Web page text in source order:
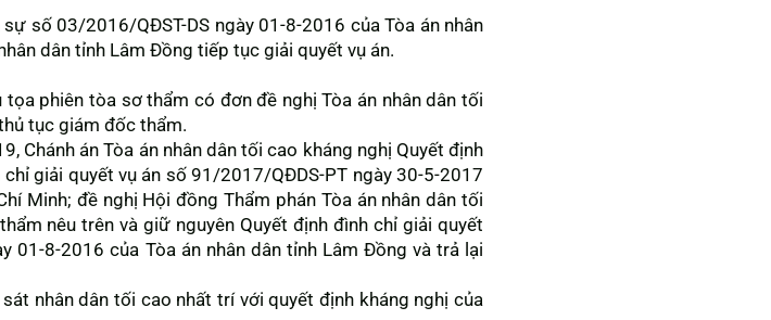
số 03/2016/QĐST-DS ngày 01-8-2016 của Tòa án nhân
dân tỉnh Lâm Đồng tiếp tục giải quyết vụ án.
phiên tòa sơ thẩm có đơn đề nghị Tòa án nhân dân tối
tục giám đốc thẩm.
Chánh án Tòa án nhân dân tối cao kháng nghị Quyết định
giải quyết vụ án số 91/2017/QĐDS-PT ngày 30-5-2017
Minh; đề nghị Hội đồng Thẩm phán Tòa án nhân dân tối
nêu trên và giữ nguyên Quyết định đình chỉ giải quyết
01-8-2016 của Tòa án nhân dân tỉnh Lâm Đồng và trả lại
nhân dân tối cao nhất trí với quyết định kháng nghị của